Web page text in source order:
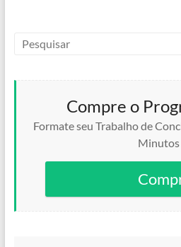
Compre o
Formate seu Trabalho de
Minutos